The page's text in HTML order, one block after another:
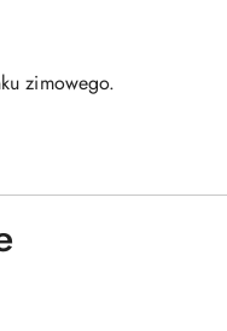
zimowego.